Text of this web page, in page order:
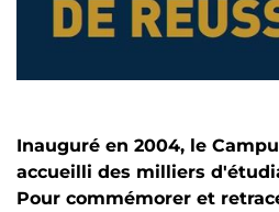
Inauguré en 2004, le
accueilli des milliers
Pour commémorer et